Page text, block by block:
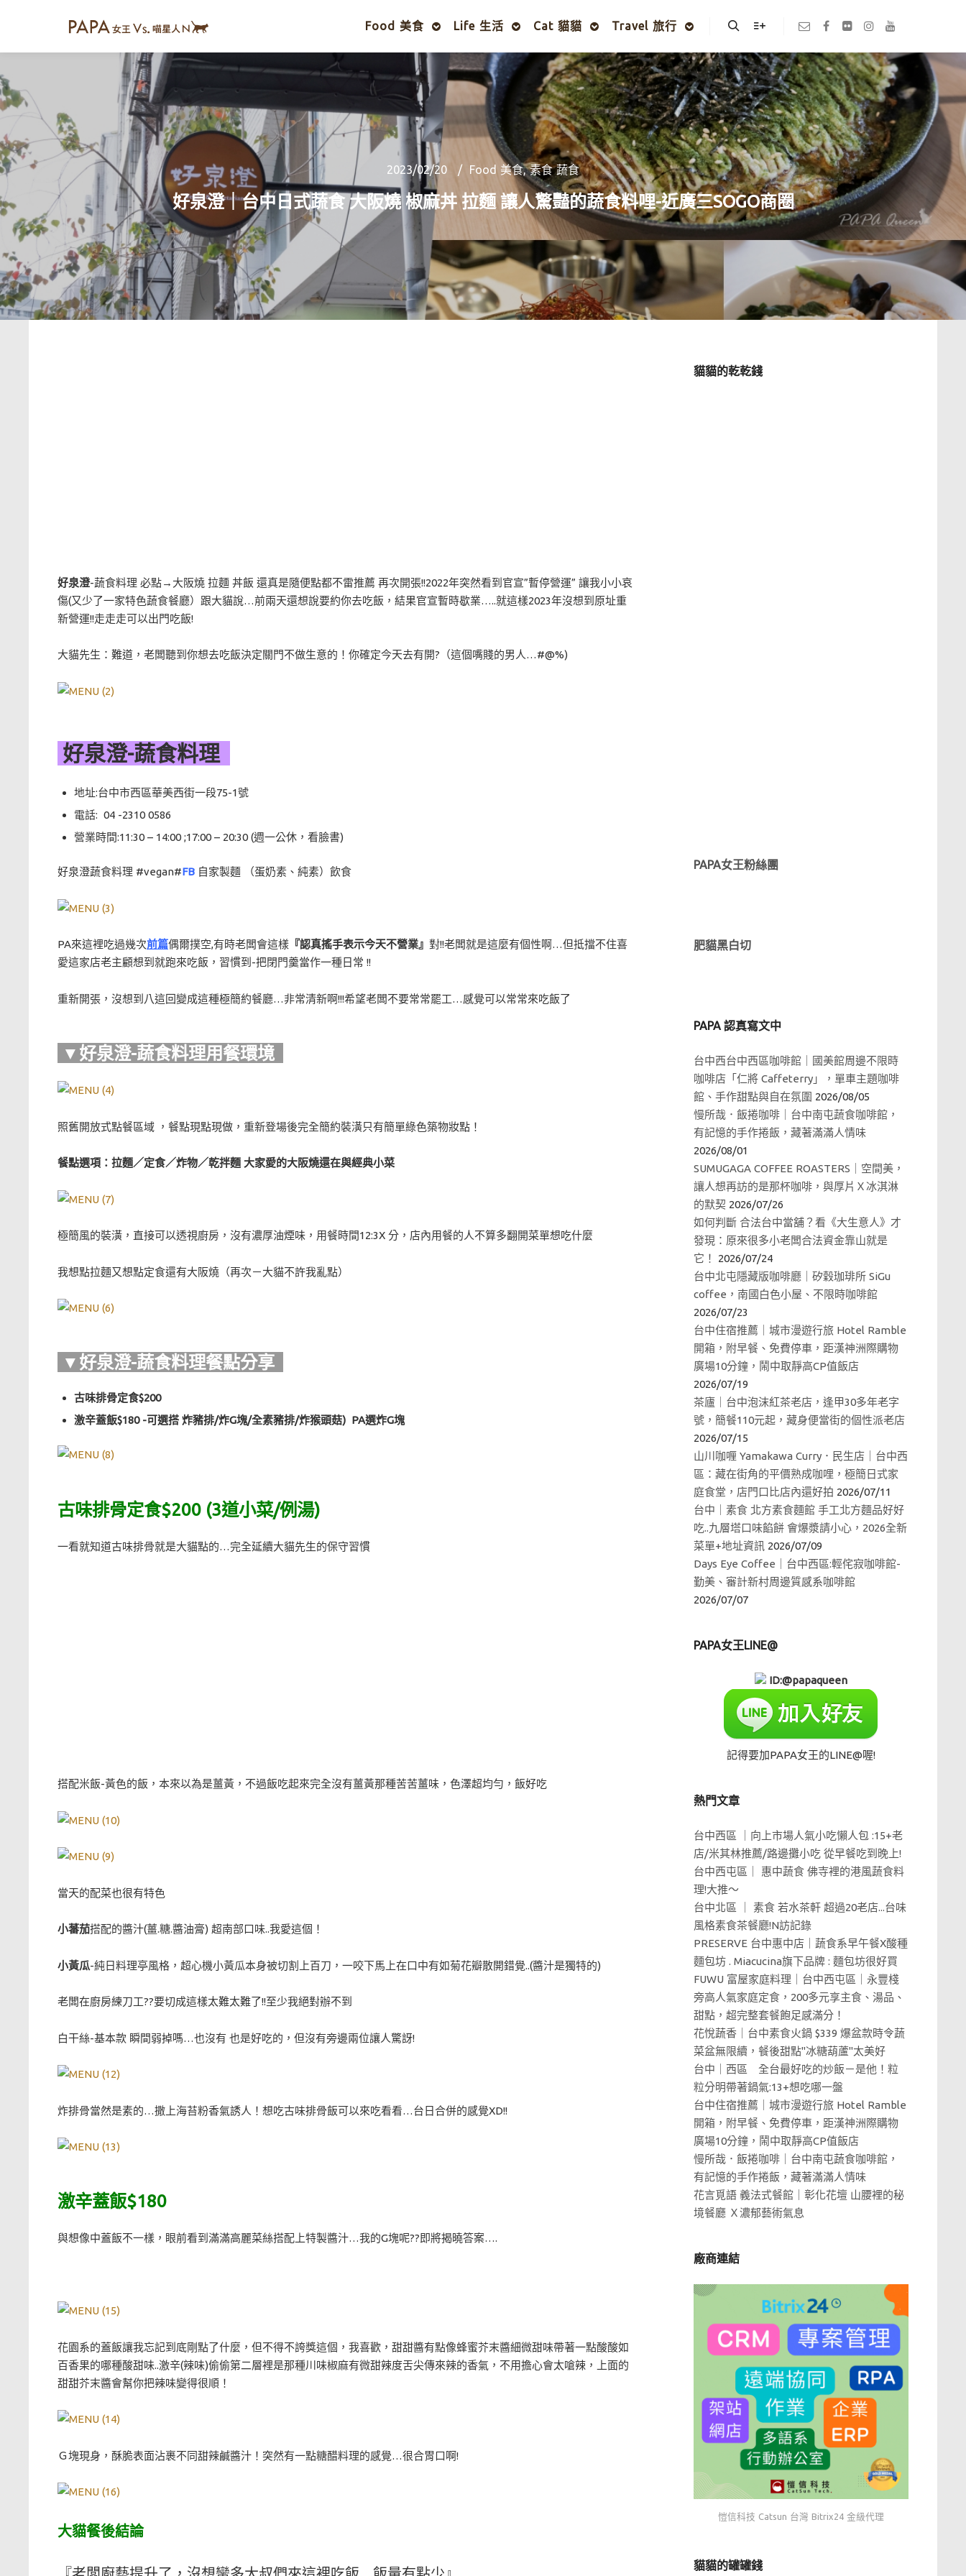
Food 美食 Life 生活 Cat 貓貓 Travel 旅行
2023/02/20 Food 美食,素食 蔬食
好泉澄｜台中日式蔬食 大阪燒 椒麻丼 拉麵 讓人驚豔的蔬食料哩-近廣三SOGO商圈
好泉澄-蔬食料理 必點→ 大阪燒 拉麵 丼飯 還真是隨便點都不雷推薦 再次開張!!2022年突然看到官宣”暫停營運” 讓我小小哀
傷(又少了一家特色蔬食餐廳）跟大貓說…前兩天還想說要約你去吃飯，結果官宣暫時歇業…..就這樣2023年沒想到原址重
新營運!!走走走可以出門吃飯!
大貓先生：難道，老闆聽到你想去吃飯決定關門不做生意的！你確定今天去有開?（這個嘴賤的男人…#@%)
好泉澄-蔬食料理
地址:台中市西區華美西街一段75-1號
電話: 04 -2310 0586
營業時間:11:30 – 14:00 ;17:00 – 20:30 (週一公休，看臉書)
好泉澄蔬食料理 #vegan#FB 自家製麵 （蛋奶素、純素）飲食
PA來這裡吃過幾次前篇偶爾撲空,有時老闆會這樣 『認真搖手表示今天不營業』 對!!老闆就是這麼有個性啊…但抵擋不住喜
愛這家店老主顧想到就跑來吃飯，習慣到-把閉門羹當作一種日常 !!
重新開張，沒想到八這回變成這種極簡約餐廳…非常清新啊!!!希望老闆不要常常罷工…感覺可以常常來吃飯了
▼好泉澄-蔬食料理用餐環境
照舊開放式點餐區域 ，餐點現點現做，重新登場後完全簡約裝潢只有簡單綠色築物妝點！
餐點選項：拉麵／定食／炸物／乾拌麵 大家愛的大阪燒還在與經典小菜
極簡風的裝潢，直接可以透視廚房，沒有濃厚油煙味，用餐時間12:3X 分，店內用餐的人不算多翻開菜單想吃什麼
我想點拉麵又想點定食還有大阪燒（再次－大貓不許我亂點）
▼好泉澄-蔬食料理餐點分享
古味排骨定食$200
激辛蓋飯$180 -可選搭 炸豬排/炸G塊/全素豬排/炸猴頭菇) PA選炸G塊
古味排骨定食$200 (3道小菜/例湯)
一看就知道古味排骨就是大貓點的…完全延續大貓先生的保守習慣
搭配米飯-黃色的飯，本來以為是薑黃，不過飯吃起來完全沒有薑黃那種苦苦薑味，色澤超均勻，飯好吃
當天的配菜也很有特色
小蕃茄搭配的醬汁(薑.糖.醬油膏) 超南部口味..我愛這個！
小黃瓜-純日料理亭風格，超心機小黃瓜本身被切割上百刀，一咬下馬上在口中有如菊花瓣散開錯覺..(醬汁是獨特的)
老闆在廚房練刀工??要切成這樣太難太難了!!至少我絕對辦不到
白干絲-基本款 瞬間弱掉嗎…也沒有 也是好吃的，但沒有旁邊兩位讓人驚訝!
炸排骨當然是素的…撒上海苔粉香氣誘人！想吃古味排骨飯可以來吃看看…台日合併的感覺XD!!
激辛蓋飯$180
與想像中蓋飯不一樣，眼前看到滿滿高麗菜絲搭配上特製醬汁…我的G塊呢??即將揭曉答案….
花園系的蓋飯讓我忘記到底剛點了什麼，但不得不誇獎這個，我喜歡，甜甜醬有點像蜂蜜芥末醬細微甜味帶著一點酸酸如
百香果的哪種酸甜味..激辛(辣味)偷偷第二層裡是那種川味椒麻有微甜辣度舌尖傳來辣的香氣，不用擔心會太嗆辣，上面的
甜甜芥末醬會幫你把辣味變得很順！
Ｇ塊現身，酥脆表面沾裹不同甜辣鹹醬汁！突然有一點糖醋料理的感覺…很合胃口啊!
大貓餐後結論
貓貓的乾乾錢
PAPA女王粉絲團
肥貓黑白切
PAPA 認真寫文中
台中西台中西區咖啡館｜國美館周邊不限時
咖啡店「仁將 Caffeterry」，單車主題咖啡
館、手作甜點與自在氛圍 2026/08/05
慢所哉．飯捲咖啡｜台中南屯蔬食咖啡館，
有記憶的手作捲飯，藏著滿滿人情味
2026/08/01
SUMUGAGA COFFEE ROASTERS｜空間美，
讓人想再訪的是那杯咖啡，與厚片Ｘ冰淇淋
的默契 2026/07/26
如何判斷 合法台中當舖？看《大生意人》才
發現：原來很多小老闆合法資金靠山就是
它！
2026/07/24
台中北屯隱藏版咖啡廳｜矽穀珈琲所 SiGu
coffee，南國白色小屋、不限時咖啡館
2026/07/23
台中住宿推薦｜城市漫遊行旅 Hotel Ramble
開箱，附早餐、免費停車，距漢神洲際購物
廣場10分鐘，鬧中取靜高CP值飯店
2026/07/19
茶廬｜台中泡沫紅茶老店，逢甲30多年老字
號，簡餐110元起，藏身便當街的個性派老店
2026/07/15
山川咖喱 Yamakawa Curry．民生店｜台中西
區：藏在街角的平價熟成咖哩，極簡日式家
庭食堂，店門口比店內還好拍 2026/07/11
台中｜素食 北方素食麵館 手工北方麵品好好
吃..九層塔口味餡餅 會爆漿請小心，2026全新
菜單+地址資訊 2026/07/09
Days Eye Coffee｜台中西區:輕侘寂咖啡館-
勤美、審計新村周邊質感系咖啡館
2026/07/07
PAPA女王LINE@
ID:@papaqueen
記得要加PAPA女王的LINE@喔!
熱門文章
台中西區 ｜向上市場人氣小吃懶人包 :15+老
店/米其林推薦/路邊攤小吃 從早餐吃到晚上!
台中西屯區｜ 惠中蔬食 佛寺裡的港風蔬食料
理!大推～
台中北區 ｜ 素食 若水茶軒 超過20老店...台味
風格素食茶餐廳!N訪記錄
PRESERVE 台中惠中店｜蔬食系早午餐X酸種
麵包坊 . Miacucina旗下品牌 : 麵包坊很好買
FUWU 富屋家庭料理｜台中西屯區｜永豐棧
旁高人氣家庭定食，200多元享主食、湯品、
甜點，超完整套餐飽足感滿分！
花悅蔬香｜台中素食火鍋 $339 爆盆款時令蔬
菜盆無限續，餐後甜點"冰糖葫蘆"太美好
台中｜西區 全台最好吃的炒飯－是他！粒
粒分明帶著鍋氣:13+想吃哪一盤
台中住宿推薦｜城市漫遊行旅 Hotel Ramble
開箱，附早餐、免費停車，距漢神洲際購物
廣場10分鐘，鬧中取靜高CP值飯店
慢所哉．飯捲咖啡｜台中南屯蔬食咖啡館，
有記憶的手作捲飯，藏著滿滿人情味
花言覓語 義法式餐館｜彰化花壇 山腰裡的秘
境餐廳 Ｘ濃郁藝術氣息
廠商連結
愷信科技 Catsun 台灣 Bitrix24 金級代理
貓貓的罐罐錢